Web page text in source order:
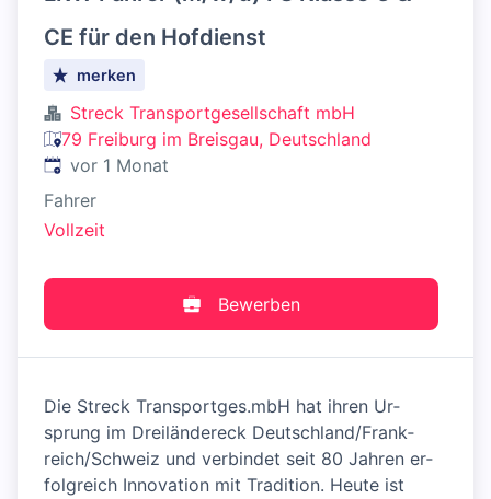
CE für den Hofdienst
merken
Streck Transportgesellschaft mbH
79 Freiburg im Breisgau, Deutschland
Veröffentlicht:
vor 1 Monat
Fahrer
Vollzeit
Bewerben
Die Streck Transportges.mbH hat ih­ren Ur­
sprung im Drei­län­der­eck Deutschland/Frank­
reich/Schweiz und ver­bin­det seit 80 Jah­ren er­
folg­reich In­no­va­tion mit Tra­di­ti­on. Heu­te ist